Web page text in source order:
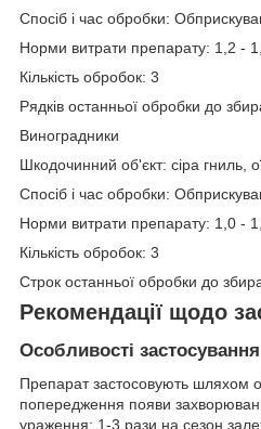
Спосіб і час обробки:
Норми витрати препарату: 1,2 -
Кількість обробок: 3
Рядків останньої обробки до
Виноградники
Шкодочинний об'єкт: сіра гниль,
Спосіб і час обробки:
Норми витрати препарату: 1,0 -
Кількість обробок: 3
Строк останньої обробки до
Рекомендації щодо
Особливості застосування
Препарат застосовують шляхом
попередження появи
ураження: 1-3 рази на сезон